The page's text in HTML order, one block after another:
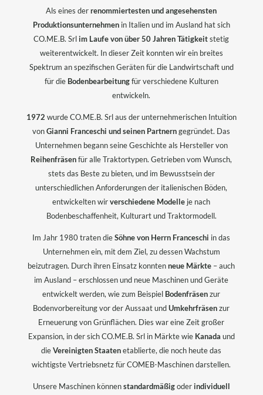
Als eines derrenommiertesten und angesehensten
Produktionsunternehmenin Italien und im Ausland hat sich
CO.ME.B. Srlim Laufe von über 50 Jahren Tätigkeitstetig
weiterentwickelt. In dieser Zeit konnten wir ein breites
Spektrum an spezifischen Geräten für die Landwirtschaft und
für die Bodenbearbeitungfür verschiedene Kulturen
entwickeln.
1972 wurde CO.ME.B. Srl aus der unternehmerischen Intuition
vonGianni Franceschi und seinen Partnerngegründet. Das
Unternehmen begann seine Geschichte als Hersteller von
Reihenfräsenfür alle Traktortypen. Getrieben vom Wunsch,
stets das Beste zu bieten, und im Bewusstsein der
unterschiedlichen Anforderungen der italienischen Böden,
entwickelten wirverschiedene Modelle je nach
Bodenbeschaffenheit, Kulturart und Traktormodell.
Im Jahr 1980 traten dieSöhne von Herrn Franceschi in das
Unternehmen ein, mit dem Ziel, zu dessen Wachstum
beizutragen. Durch ihren Einsatz konntenneue Märkte – auch
im Ausland – erschlossen und neue Maschinen und Geräte
entwickelt werden, wie zum Beispiel Bodenfräsenzur
Bodenvorbereitung vor der Aussaat undUmkehrfräsenzur
Erneuerung von Grünflächen. Dies war eine Zeit großer
Expansion, in der sich CO.ME.B. Srl in Märkte wie Kanada und
dieVereinigten Staatenetablierte, die noch heute das
wichtigste Vertriebsnetz für COMEB-Maschinen darstellen.
Unsere Maschinen könnenstandardmäßigoderindividuell